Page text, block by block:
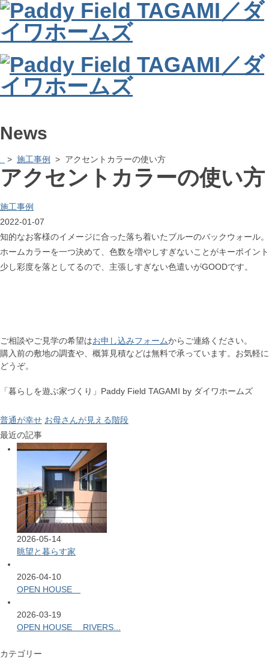
News
> 施工事例 > アクセントカラーの使い方
アクセントカラーの使い方
施工事例
2022-01-07
知的なお客様のイメージに合った落ち着いたブルーのバックウォール。
ホームカラーを一つ決めて、色数を増やしすぎないことがキーポイント
少し彩度を落としてるので、主張しすぎない色遣いがGOODです。
ご相談やご見学の希望はお申し込みフォームからご連絡ください。
購入前の敷地の調査や、概算見積などは無料で承っています。お気軽に
どうぞ。
「暮らしを遊ぶ家づくり」Paddy Field TAGAMI by ダイワホームズ
普通が幸せ お母さんが見える階段
最近の記事
2026-05-14
眺望と暮らす家
2026-04-10
OPEN HOUSE
2026-03-19
OPEN HOUSE RIVERS...
カテゴリー